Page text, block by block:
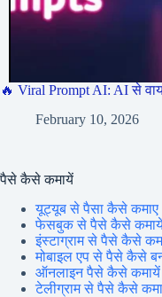
🔥 Viral Prompt AI: AI से
February 10, 2026
पैसे कैसे कमायें
यूट्यूब से पैसा कैसे कमाए
फेसबुक से पैसे कैसे
इंस्टाग्राम से पैसे कैसे
मोबाइल एप से पैसे कैसे
ऑनलाइन पैसे कैसे कमायें
टेलीग्राम से पैसे कैसे